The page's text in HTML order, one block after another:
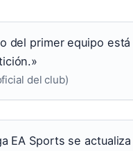
del primer equipo
del club)
EA Sports se